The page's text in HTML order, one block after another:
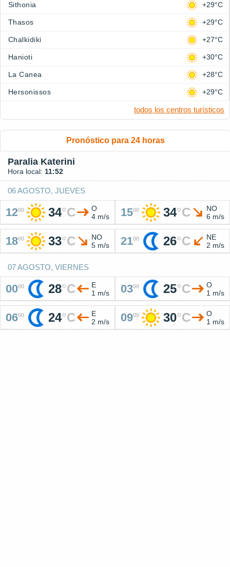
Sithonia +29°C
Thasos +29°C
Chalkidiki +27°C
Hanioti +30°C
La Canea +28°C
Hersonissos +29°C
todos los centros turísticos
Pronóstico para 24 horas
Paralia Katerini
Hora local: 11:52
06 AGOSTO, JUEVES
1200 34°C
O
4 m/s
1500 34°C
NO
6 m/s
1800 33°C
NO
5 m/s
2100 26°C
NE
2 m/s
07 AGOSTO, VIERNES
0000 28°C
E
1 m/s
0300 25°C
O
1 m/s
0600 24°C
E
2 m/s
0900 30°C
O
1 m/s